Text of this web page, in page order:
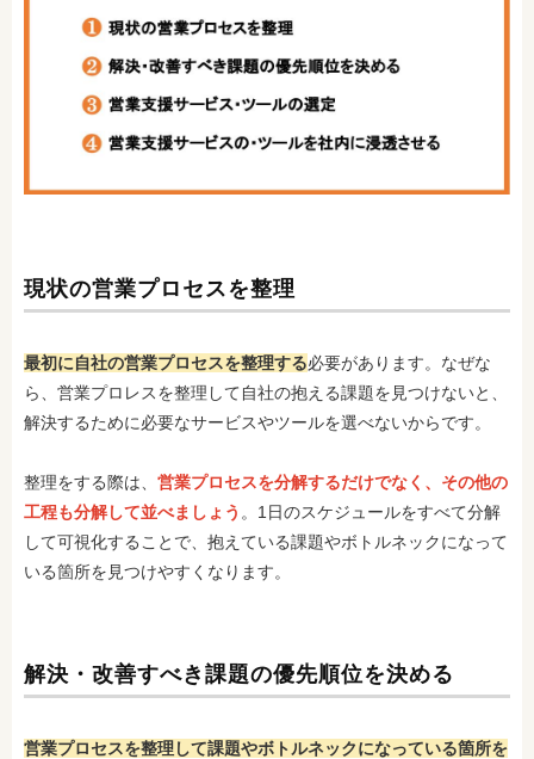
現状の営業プロセスを整理
最初に自社の営業プロセスを整理する必要があります。なぜな
ら、営業プロレスを整理して自社の抱える課題を見つけないと、
解決するために必要なサービスやツールを選べないからです。
整理をする際は、 営業プロセスを分解するだけでなく、その他の
工程も分解して並べましょう 。1日のスケジュールをすべて分解
して可視化することで、抱えている課題やボトルネックになって
いる箇所を見つけやすくなります。
解決・改善すべき課題の優先順位を決める
営業プロセスを整理して課題やボトルネックになっている箇所を